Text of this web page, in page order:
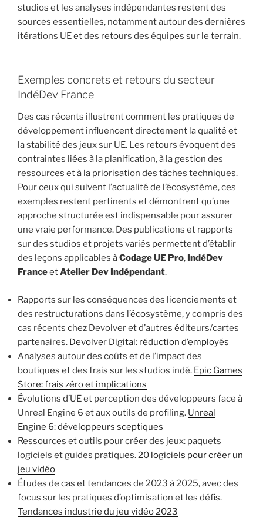
studios et les analyses indépendantes restent des
sources essentielles, notamment autour des dernières
itérations UE et des retours des équipes sur le terrain.
Exemples concrets et retours du secteur
IndéDev France
Des cas récents illustrent comment les pratiques de
développement influencent directement la qualité et
la stabilité des jeux sur UE. Les retours évoquent des
contraintes liées à la planification, à la gestion des
ressources et à la priorisation des tâches techniques.
Pour ceux qui suivent l’actualité de l’écosystème, ces
exemples restent pertinents et démontrent qu’une
approche structurée est indispensable pour assurer
une vraie performance. Des publications et rapports
sur des studios et projets variés permettent d’établir
des leçons applicables àCodage UE Pro, IndéDev
FranceetAtelier Dev Indépendant.
Rapports sur les conséquences des licenciements et
des restructurations dans l’écosystème, y compris des
cas récents chez Devolver et d’autres éditeurs/cartes
partenaires. Devolver Digital: réduction d’employés
Analyses autour des coûts et de l’impact des
boutiques et des frais sur les studios indé. Epic Games
Store: frais zéro et implications
Évolutions d’UE et perception des développeurs face à
Unreal Engine 6 et aux outils de profiling. Unreal
Engine 6: développeurs sceptiques
Ressources et outils pour créer des jeux: paquets
logiciels et guides pratiques.20 logiciels pour créer un
jeu vidéo
Études de cas et tendances de 2023 à 2025, avec des
focus sur les pratiques d’optimisation et les défis.
Tendances industrie du jeu vidéo 2023